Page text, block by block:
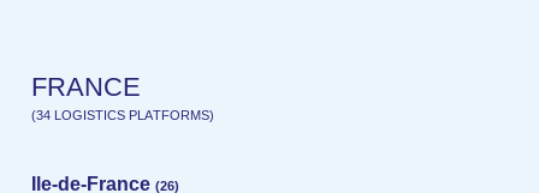
FRANCE
(34 OG ST CS P ATFO RMS)
Ile-de-France (26)